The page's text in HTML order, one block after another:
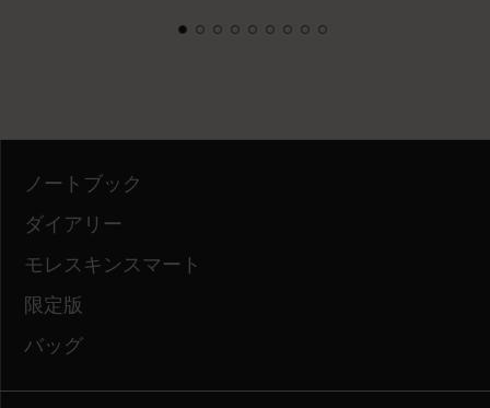
ノートブック
ダイアリー
モレスキンスマート
限定版
バッグ